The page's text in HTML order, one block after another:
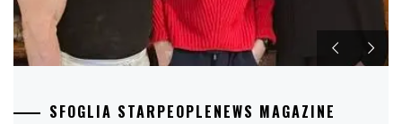
SFOGLIA STARPEOPLENEWS MAGAZINE